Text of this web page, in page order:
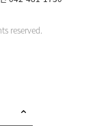
reserved.